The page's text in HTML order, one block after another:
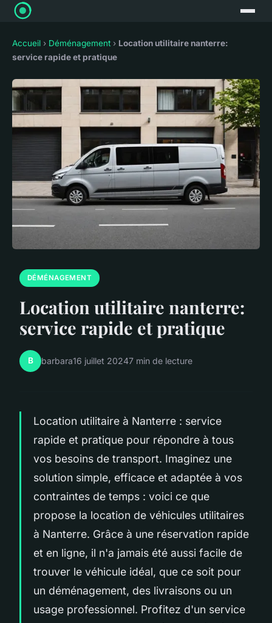
Accueil › Déménagement › Location utilitaire nanterre:
service rapide et pratique
DÉMÉNAGEMENT
Location utilitaire nanterre:
service rapide et pratique
B barbara16 juillet 20247 min de lecture
Location utilitaire à Nanterre : service
rapide et pratique pour répondre à tous
vos besoins de transport. Imaginez une
solution simple, efficace et adaptée à vos
contraintes de temps : voici ce que
propose la location de véhicules utilitaires
à Nanterre. Grâce à une réservation rapide
et en ligne, il n'a jamais été aussi facile de
trouver le véhicule idéal, que ce soit pour
un déménagement, des livraisons ou un
usage professionnel. Profitez d'un service